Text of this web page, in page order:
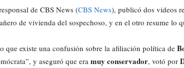
de CBS News (CBS News), publicó dos videos
de vivienda del sospechoso, y en el otro resume lo
que existe una confusión sobre la afiliación política de
y aseguró que era muy conservador, votó por